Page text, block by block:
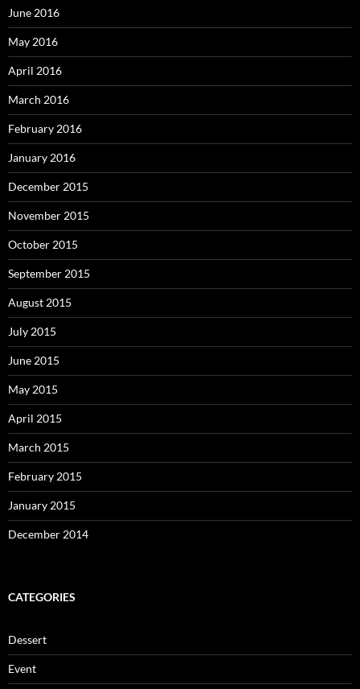
June 2016
May 2016
April 2016
March 2016
February 2016
January 2016
December 2015
November 2015
October 2015
September 2015
August 2015
July 2015
June 2015
May 2015
April 2015
March 2015
February 2015
January 2015
December 2014
CATEGORIES
Dessert
Event